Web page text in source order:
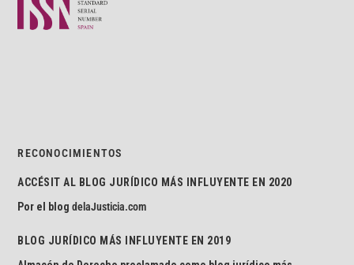
RECONOCIMIENTOS
ACCÉSIT AL BLOG JURÍDICO MÁS INFLUYENTE EN 2020
Por el blogdelaJusticia.com
BLOG JURÍDICO MÁS INFLUYENTE EN 2019